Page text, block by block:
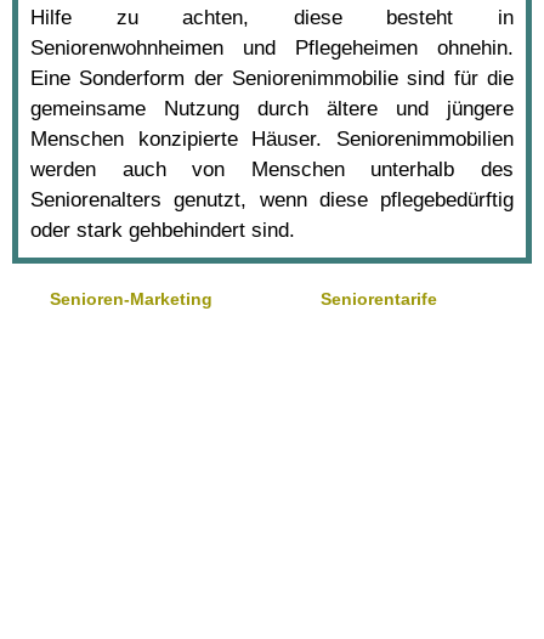
Hilfe zu achten, diese besteht in
Seniorenwohnheimen und Pflegeheimen ohnehin.
Eine Sonderform der Seniorenimmobilie sind für die
gemeinsame Nutzung durch ältere und jüngere
Menschen konzipierte Häuser. Seniorenimmobilien
werden auch von Menschen unterhalb des
Seniorenalters genutzt, wenn diese pflegebedürftig
oder stark gehbehindert sind.
Senioren-Marketing Seniorentarife